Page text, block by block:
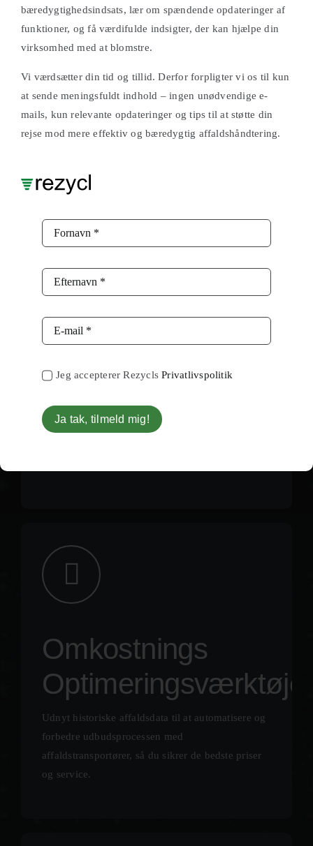
AI-forbedret
dataanalyse
Udnyt kunstig intelligens til at analysere
affaldsdata og få indsigt i, hvordan du kan
bæredygtighedsindsatser.
Lav nemt rapporter, der fremhæver dine
Omkostnings
Udnyt historiske affaldsdata til at automatisere og
forbedre udbudsprocessen med
affaldstransportører, så du sikrer de bedste priser
og service.
bæredygtighedsindsats, lær om spændende opdateringer af
funktioner, og få værdifulde indsigter, der kan hjælpe din
virksomhed med at blomstre.
Vi værdsætter din tid og tillid. Derfor forpligter vi os til kun
at sende meningsfuldt indhold – ingen unødvendige e-
mails, kun relevante opdateringer og tips til at støtte din
rejse mod mere effektiv og bæredygtig affaldshåndtering.
Jeg accepterer RezyclsPrivatlivspolitik
Ja tak, tilmeld mig!